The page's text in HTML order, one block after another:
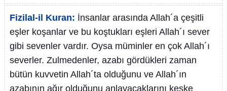
Fizilal-il Kuran: İnsanlar arasında Allah´a çeşitli
eşler koşanlar ve bu koştukları eşleri Allah´ı sever
gibi sevenler vardır. Oysa müminler en çok Allah´ı
severler. Zulmedenler, azabı gördükleri zaman
bütün kuvvetin Allah´ta olduğunu ve Allah´ın
azabının ağır olduğunu anlayacaklarını keşke